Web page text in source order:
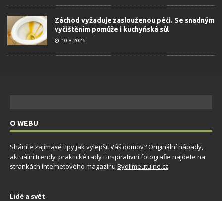
Záchod vyžaduje zaslouženou péči. Se snadným
vyčištěním pomůže i kuchyňská sůl
10.8.2026
O WEBU
Sháníte zajímavé tipy jak vylepšit Váš domov? Originální nápady,
aktuální trendy, praktické rady i inspirativní fotografie najdete na
stránkách internetového magazínu Bydlimeutulne.cz.
Lidé a svět